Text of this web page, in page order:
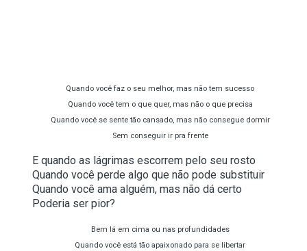
Quando você faz o seu melhor, mas não tem sucesso
Quando você tem o que quer, mas não o que precisa
Quando você se sente tão cansado, mas não consegue dormir
Sem conseguir ir pra frente
E quando as lágrimas escorrem pelo seu rosto
Quando você perde algo que não pode substituir
Quando você ama alguém, mas não dá certo
Poderia ser pior?
Bem lá em cima ou nas profundidades
Quando você está tão apaixonado para se libertar